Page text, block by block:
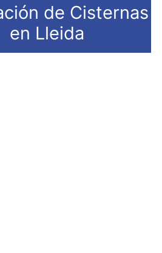
de Cisternas
en Lleida